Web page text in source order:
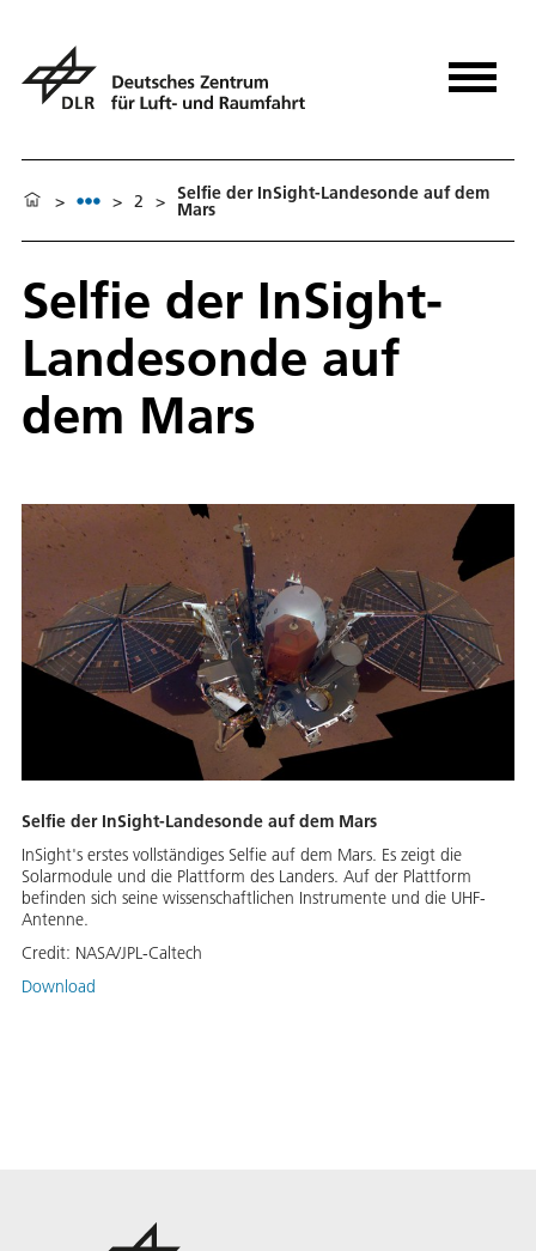
> > 2 > Selfie der InSight-Landesonde auf dem
Mars
Selfie der InSight-
Landesonde auf
dem Mars
Selfie der InSight-Landesonde auf dem Mars
InSight's erstes vollständiges Selfie auf dem Mars. Es zeigt die
Solarmodule und die Plattform des Landers. Auf der Plattform
befinden sich seine wissenschaftlichen Instrumente und die UHF-
Antenne.
Credit: NASA/JPL-Caltech
Download